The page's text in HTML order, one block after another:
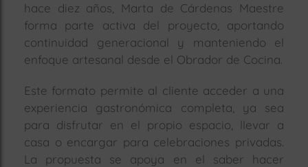
hace diez años, Marta de Cárdenas Maestre
forma parte activa del proyecto, aportando
continuidad generacional y manteniendo el
enfoque artesanal desde el Obrador de Cocina.
Este formato permite al cliente acceder a una
experiencia gastronómica completa, ya sea
para disfrutar en el propio espacio, llevar a
casa o encargar para celebraciones privadas.
La propuesta se apoya en el saber hacer